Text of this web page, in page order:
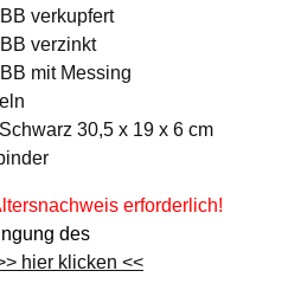
verkupfert
verzinkt
mit Messing
30,5 x 19 x 6 cm
erforderlich!
des
hier klicken <<